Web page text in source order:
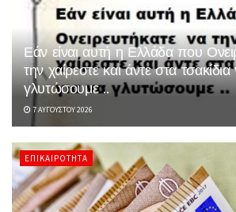
Εάν είναι αυτή η Ελλάδα που
την χαίρεστε και άντε στα τσακίδια
γλυτώσουμε ..
7 ΑΥΓΟΎΣΤΟΥ 2026
ΕΠΙΚΑΙΡΌΤΗΤΑ